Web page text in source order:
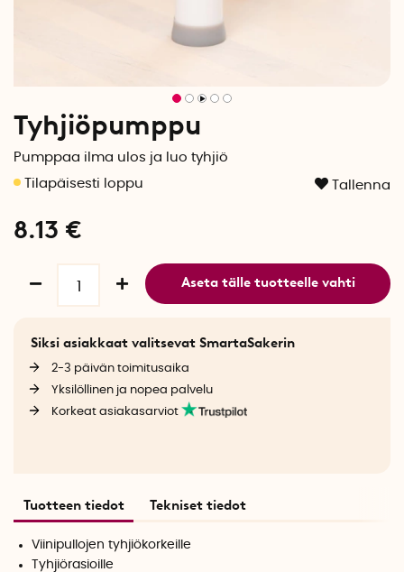
Tyhjiöpumppu
Pumppaa ilma ulos ja luo tyhjiö
Tallenna
8.13 €
Aseta tälle tuotteelle vahti
Siksi asiakkaat valitsevat SmartaSakerin
2-3 päivän toimitusaika
Yksilöllinen ja nopea palvelu
Korkeat asiakasarviot
Tuotteen tiedot Tekniset tiedot
Viinipullojen tyhjiökorkeille
Tyhjiörasioille